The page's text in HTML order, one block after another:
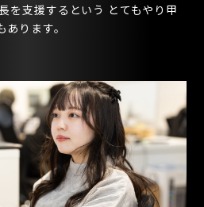
を支援するという とてもやり甲
ります。